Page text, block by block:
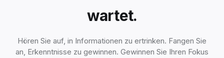
wartet.
Hören Sie auf, in Informationen zu ertrinken. Fangen Sie
an, Erkenntnisse zu gewinnen. Gewinnen Sie Ihren Fokus